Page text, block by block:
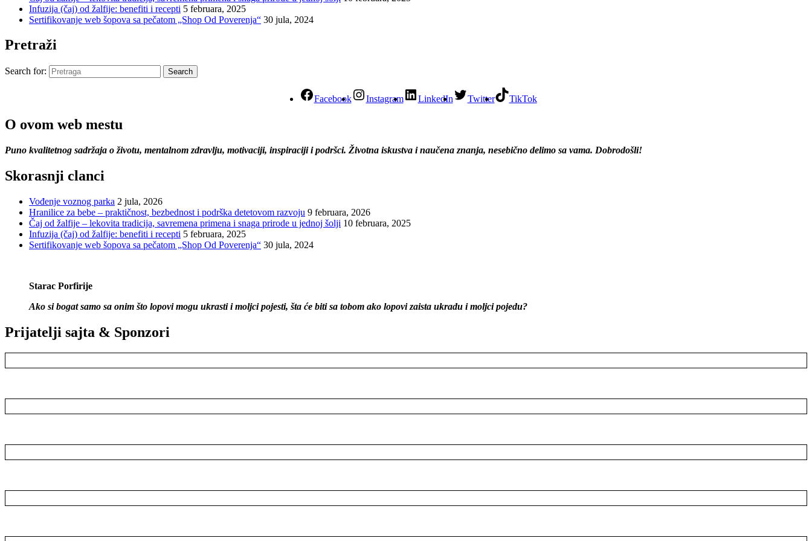
Infuzija (čaj) od žalfije: benefiti i recepti 5 februara, 2025
Sertifikovanje web šopova sa pečatom „Shop Od Poverenja“ 30 jula, 2024
Pretraži
Search for: Search
Facebook Instagram LinkedIn Twitter TikTok
O ovom web mestu
Puno kvalitetnog sadržaja o životu, mentalnom zdravlju, motivaciji, inspiraciji i podršci. Životna iskustva i naučena znanja, nesebično delimo sa vama. Dobrodošli!
Skorasnji clanci
Vođenje voznog parka 2 jula, 2026
Hranilice za bebe – praktičnost, bezbednost i podrška detetovom razvoju 9 februara, 2026
Čaj od žalfije – lekovita tradicija, savremena primena i snaga prirode u jednoj šolji 10 februara, 2025
Infuzija (čaj) od žalfije: benefiti i recepti 5 februara, 2025
Sertifikovanje web šopova sa pečatom „Shop Od Poverenja“ 30 jula, 2024
Starac Porfirije
Ako si bogat samo sa onim što lopovi mogu ukrasti i moljci pojesti, šta će biti sa tobom ako lopovi zaista ukradu i moljci pojedu?
Prijatelji sajta & Sponzori